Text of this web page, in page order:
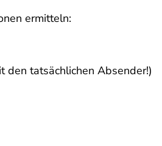
ermitteln:
den tatsächlichen Absender!)